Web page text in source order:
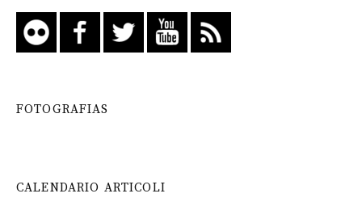
FOTOGRAFIAS
CALENDARIO ARTICOLI